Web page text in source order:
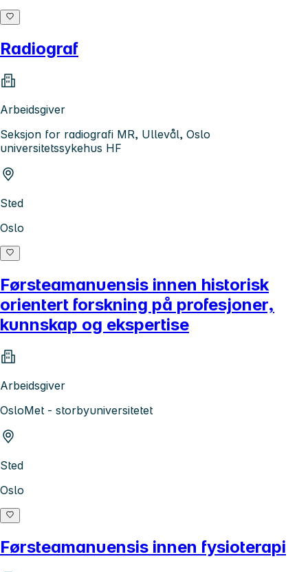
Radiograf
Arbeidsgiver
Seksjon for radiografi MR, Ullevål, Oslo
universitetssykehus HF
Sted
Oslo
Førsteamanuensis innen historisk
orientert forskning på profesjoner,
kunnskap og ekspertise
Arbeidsgiver
OsloMet - storbyuniversitetet
Sted
Oslo
Førsteamanuensis innen fysioterapi